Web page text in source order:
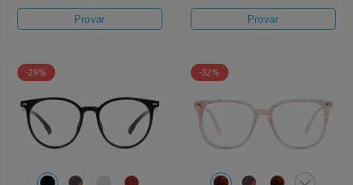
Provar Provar
-29% -32%